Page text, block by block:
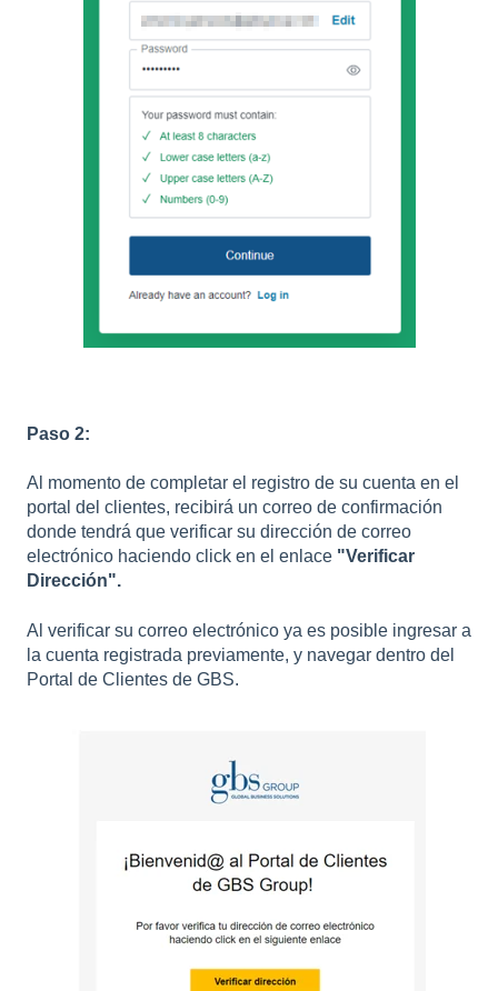
Paso 2:
Al momento de completar el registro de su cuenta en el
portal del clientes, recibirá un correo de confirmación
donde tendrá que verificar su dirección de correo
electrónico haciendo click en el enlace "Verificar
Dirección".
Al verificar su correo electrónico ya es posible ingresar a
la cuenta registrada previamente, y navegar dentro del
Portal de Clientes de GBS.